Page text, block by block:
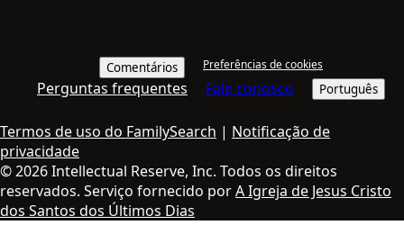
Comentários Preferências de cookies
Perguntas frequentes Fale conosco Português
Termos de uso do FamilySearch | Notificação de
privacidade
© 2026 Intellectual Reserve, Inc. Todos os direitos
reservados. Serviço fornecido porA Igreja de Jesus Cristo
dos Santos dos Últimos Dias